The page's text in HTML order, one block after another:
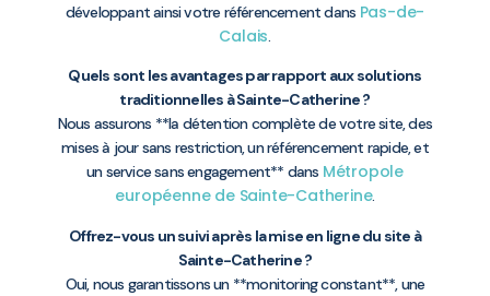
développant ainsi votre référencement dans Pas-de-
Calais.
Quels sont les avantages par rapport aux solutions
traditionnelles à Sainte-Catherine ?
Nous assurons **la détention complète de votre site, des
mises à jour sans restriction, un référencement rapide, et
un service sans engagement** dans Métropole
européenne de Sainte-Catherine.
Offrez-vous un suivi après la mise en ligne du site à
Sainte-Catherine ?
Oui, nous garantissons un **monitoring constant**, une